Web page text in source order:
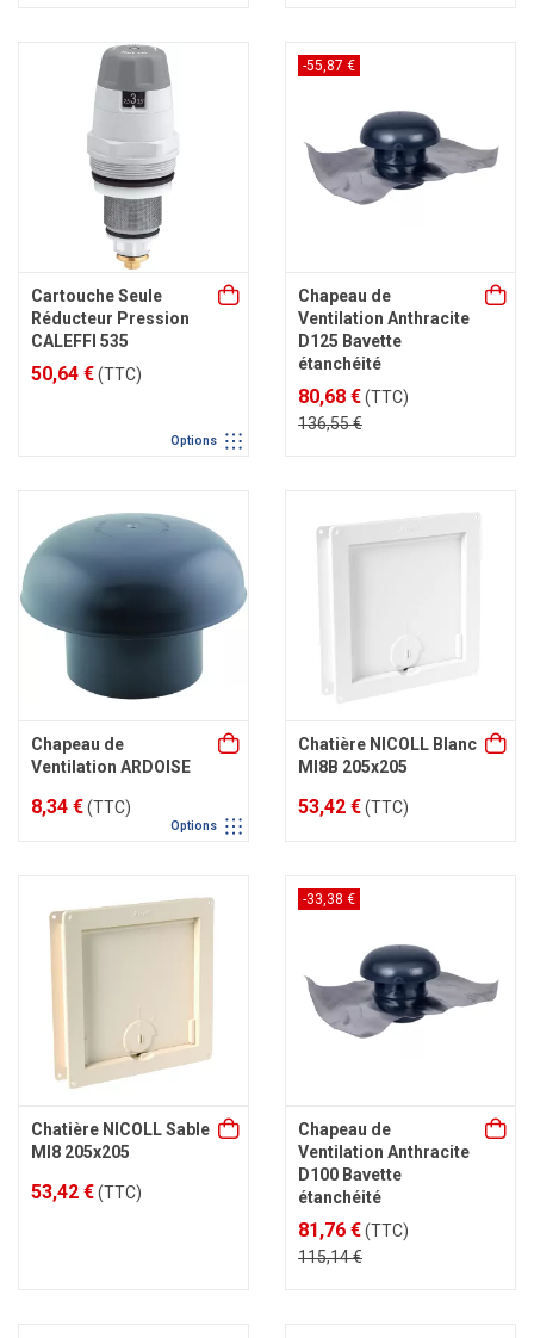
Cartouche Seule
Réducteur Pression
CALEFFI 535
50,64 €(TTC)
Options
-55,87 €
Chapeau de
Ventilation Anthracite
D125 Bavette
étanchéité
80,68 €(TTC)
136,55 €
Chapeau de
Ventilation ARDOISE
8,34 €(TTC)
Options
Chatière NICOLL Blanc
MI8B 205x205
53,42 €(TTC)
Chatière NICOLL Sable
MI8 205x205
53,42 €(TTC)
-33,38 €
Chapeau de
Ventilation Anthracite
D100 Bavette
étanchéité
81,76 €(TTC)
115,14 €